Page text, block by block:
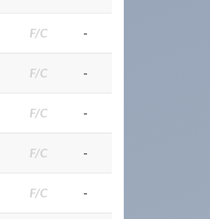
F/C -
F/C -
F/C -
F/C -
F/C -